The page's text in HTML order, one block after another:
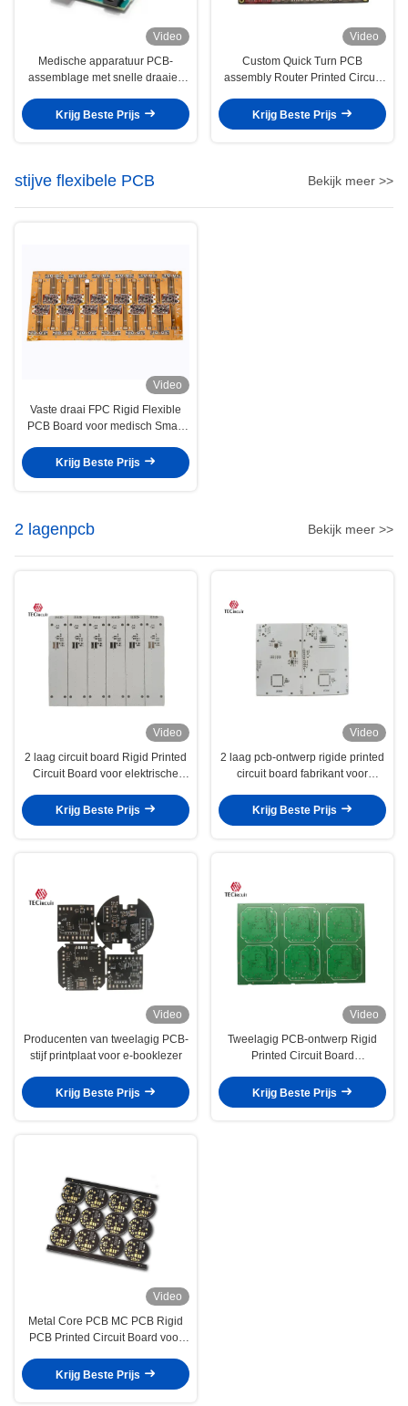
Video
Medische apparatuur PCB-
assemblage met snelle draaien
gezondheidszorg
Krijg Beste Prijs
Video
Custom Quick Turn PCB
assembly Router Printed Circuit
Krijg Beste Prijs
stijve flexibele PCB Bekijk meer >>
Video
Vaste draai FPC Rigid Flexible
PCB Board voor medisch Smart
Krijg Beste Prijs
2 lagenpcb Bekijk meer >>
Video
2 laag circuit board Rigid Printed
Circuit Board voor elektrische
Krijg Beste Prijs
Video
2 laag pcb-ontwerp rigide printed
circuit board fabrikant voor
Krijg Beste Prijs
Video
Producenten van tweelagig PCB-
stijf printplaat voor e-booklezer
Krijg Beste Prijs
Video
Tweelagig PCB-ontwerp Rigid
Printed Circuit Board
oven
Krijg Beste Prijs
Video
Metal Core PCB MC PCB Rigid
PCB Printed Circuit Board voor
Krijg Beste Prijs